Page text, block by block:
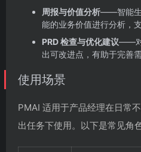
周报与价值分析——智能生
能的业务价值进行分析，
PRD 检查与优化建议——对
出可改进点，有助于完善需
使用场景
PMAI 适用于产品经理在日常
出任务下使用。以下是常见角